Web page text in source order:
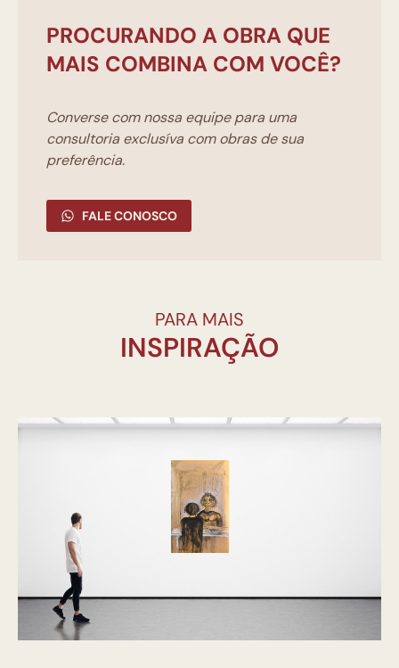
PROCURANDO A OBRA QUE
MAIS COMBINA COM VOCÊ?
Converse com nossa equipe para uma
consultoria exclusíva com obras de sua
preferência.
FALE CONOSCO
PARA MAIS
INSPIRAÇÃO